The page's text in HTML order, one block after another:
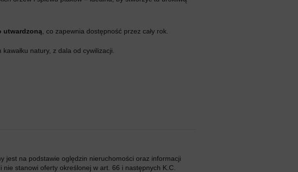
utwardzoną , co zapewnia dostępność przez cały rok.
natury, z dala od cywilizacji.
jest na podstawie oględzin nieruchomości oraz informacji
stanowi oferty określonej w art. 66 i następnych K.C.